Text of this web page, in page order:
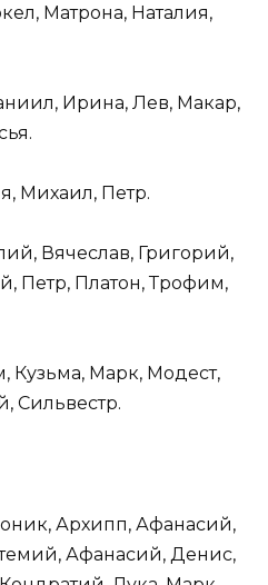
Матрона, Наталия,
Ирина, Лев, Макар,
Михаил, Петр.
Вячеслав, Григорий,
Петр, Платон, Трофим,
Кузьма, Марк, Модест,
Сильвестр.
Архипп, Афанасий,
Афанасий, Денис,